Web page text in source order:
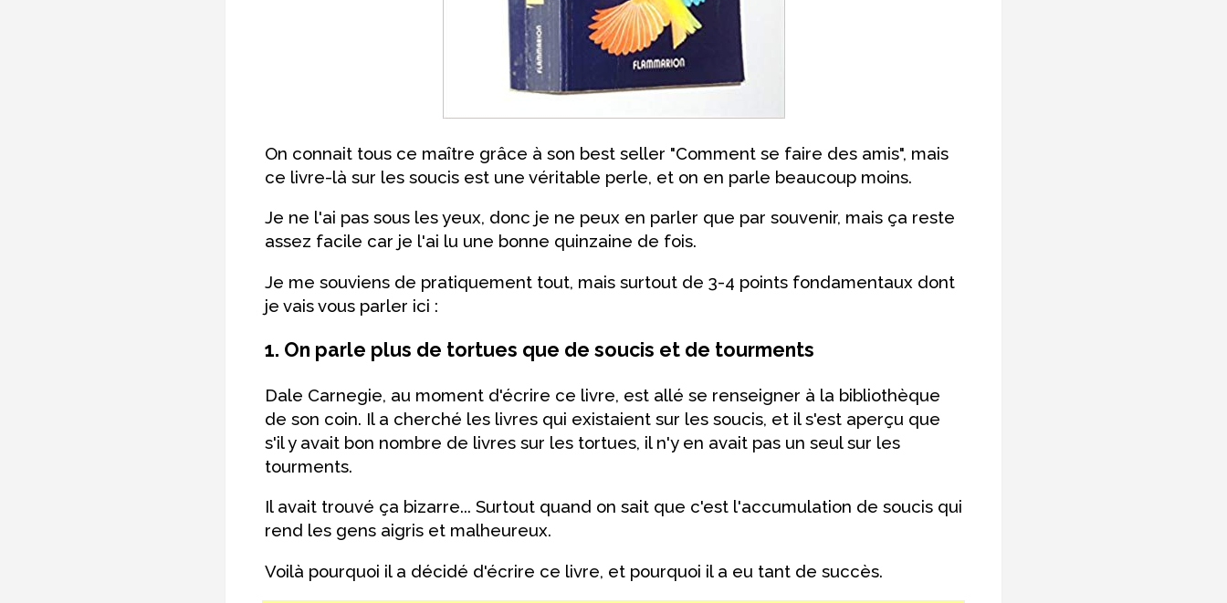
On connait tous ce maître grâce à son best seller "Comment se faire des amis", mais
ce livre-là sur les soucis est une véritable perle, et on en parle beaucoup moins.
Je ne l'ai pas sous les yeux, donc je ne peux en parler que par souvenir, mais ça reste
assez facile car je l'ai lu une bonne quinzaine de fois.
Je me souviens de pratiquement tout, mais surtout de 3-4 points fondamentaux dont
je vais vous parler ici :
1. On parle plus de tortues que de soucis et de tourments
Dale Carnegie, au moment d'écrire ce livre, est allé se renseigner à la bibliothèque
de son coin. Il a cherché les livres qui existaient sur les soucis, et il s'est aperçu que
s'il y avait bon nombre de livres sur les tortues, il n'y en avait pas un seul sur les
tourments.
Il avait trouvé ça bizarre... Surtout quand on sait que c'est l'accumulation de soucis qui
rend les gens aigris et malheureux.
Voilà pourquoi il a décidé d'écrire ce livre, et pourquoi il a eu tant de succès.